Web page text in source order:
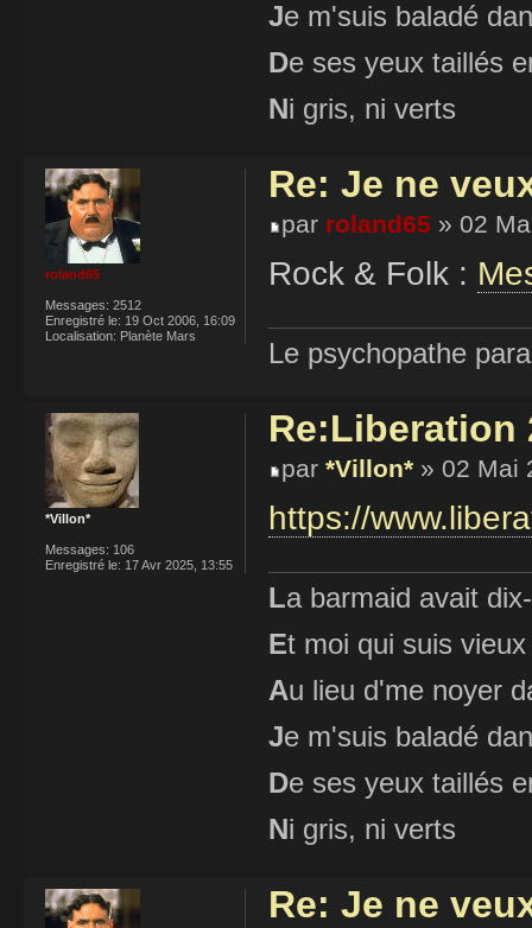
Je m'suis baladé
De ses yeux taillés
Ni gris, ni verts
Re: Je ne
par roland65 » 02
Rock & Folk :
Le psychopathe
roland65
Messages: 2512
Enregistré le: 19 Oct 2006, 16:09
Localisation: Planète Mars
Re:Liberation
par *Villon* » 02 Mai
https://
La barmaid avait
Et moi qui suis
Au lieu d'me noyer
Je m'suis baladé
De ses yeux taillés
Ni gris, ni verts
*Villon*
Messages: 106
Enregistré le: 17 Avr 2025, 13:55
Re: Je ne